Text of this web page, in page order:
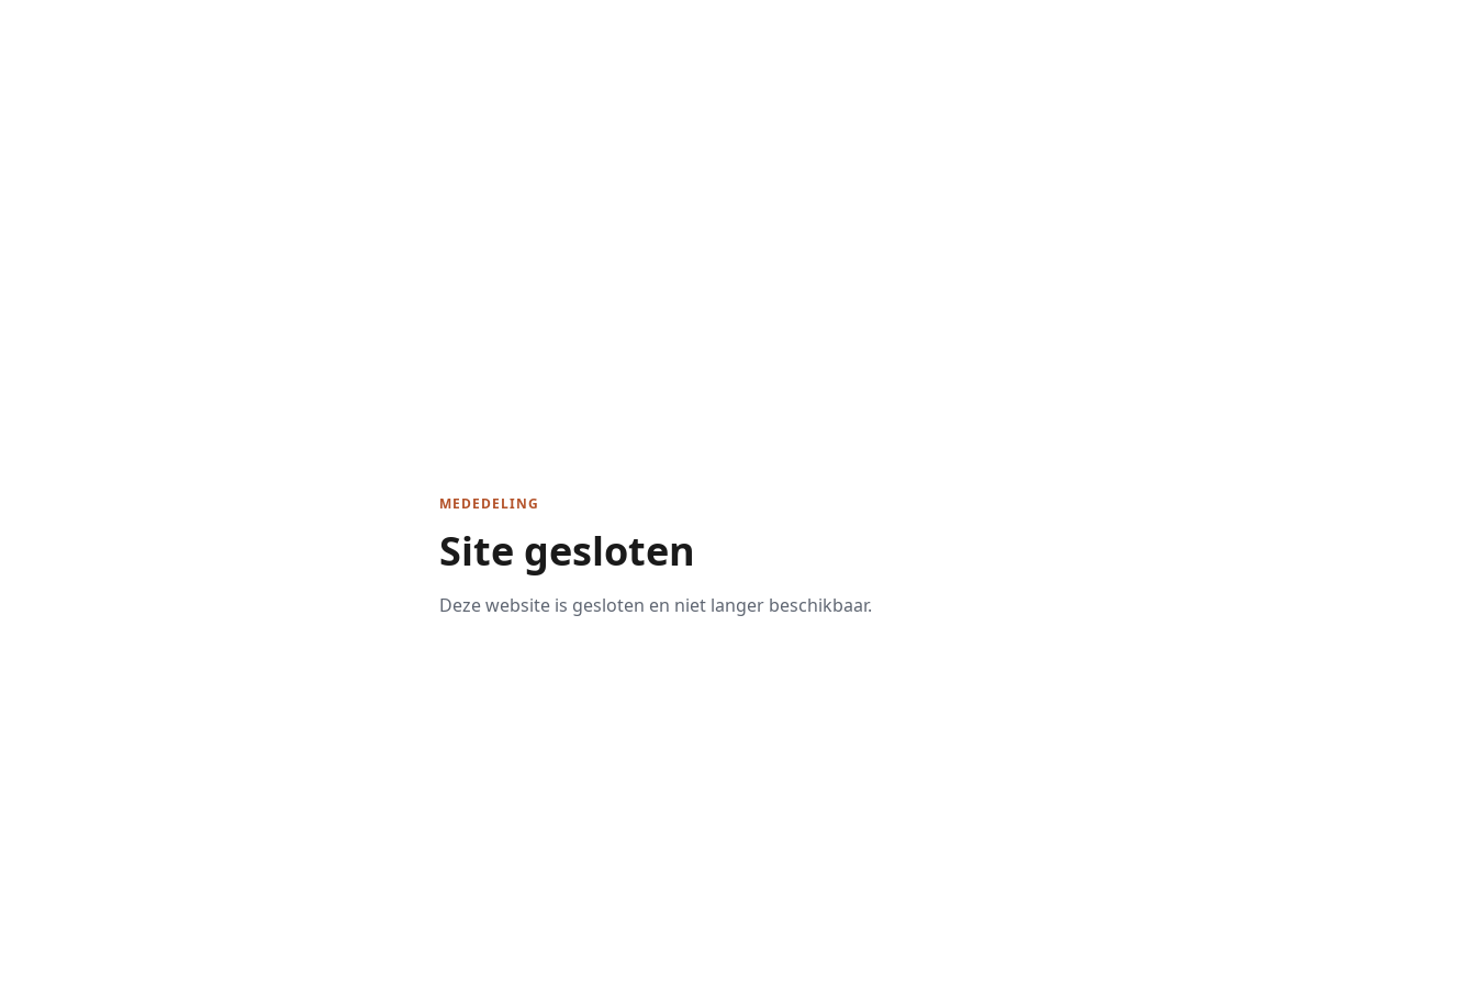
MEDEDELING
Site gesloten
Deze website is gesloten en niet langer beschikbaar.